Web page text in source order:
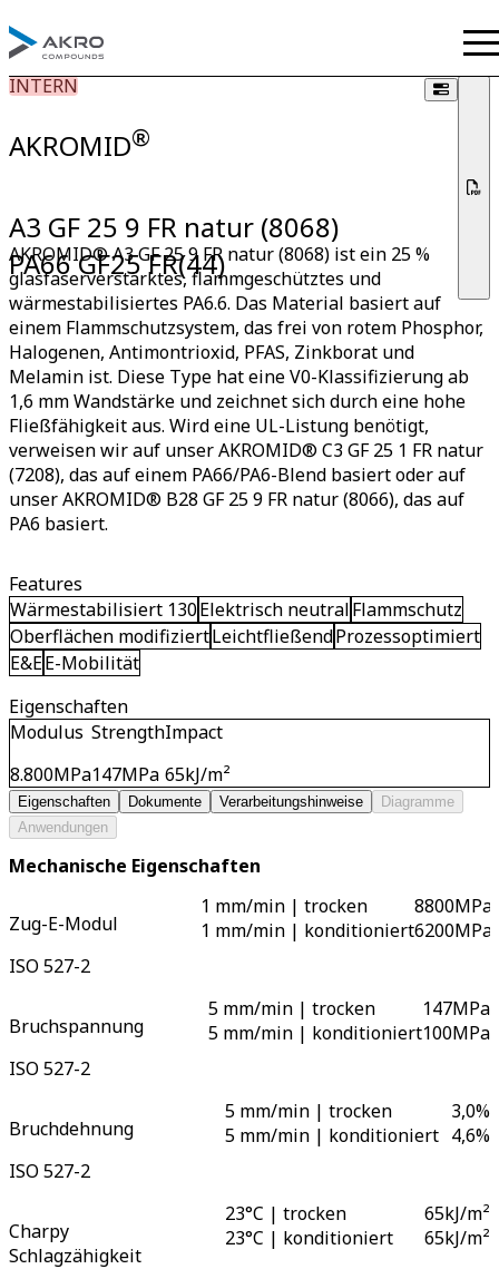
AKROMID®
INTERN
A3 GF 25 9 FR natur (8068)
PA66 GF25 FR(44)
AKROMID® A3 GF 25 9 FR natur (8068) ist ein 25 %
glasfaserverstärktes, flammgeschütztes und
wärmestabilisiertes PA6.6. Das Material basiert auf
einem Flammschutzsystem, das frei von rotem Phosphor,
Halogenen, Antimontrioxid, PFAS, Zinkborat und
Melamin ist. Diese Type hat eine V0-Klassifizierung ab
1,6 mm Wandstärke und zeichnet sich durch eine hohe
Fließfähigkeit aus. Wird eine UL-Listung benötigt,
verweisen wir auf unser AKROMID® C3 GF 25 1 FR natur
(7208), das auf einem PA66/PA6-Blend basiert oder auf
unser AKROMID® B28 GF 25 9 FR natur (8066), das auf
PA6 basiert.
Features
Wärmestabilisiert 130Elektrisch neutralFlammschutz
Oberflächen modifiziertLeichtfließendProzessoptimiert
E&EE-Mobilität
Eigenschaften
Modulus
8.800MPa
Strength
147MPa
Impact
65kJ/m²
Eigenschaften Dokumente Verarbeitungshinweise
Diagramme
Anwendungen
Mechanische Eigenschaften
Zug-E-Modul
ISO 527-2
1 mm/min | trocken
1 mm/min | konditioniert
8800MPa
6200MPa
Bruchspannung
ISO 527-2
5 mm/min | trocken
5 mm/min | konditioniert
147MPa
100MPa
Bruchdehnung
ISO 527-2
5 mm/min | trocken
5 mm/min | konditioniert
3,0%
4,6%
Charpy
Schlagzähigkeit
23°C | trocken
23°C | konditioniert
65kJ/m²
65kJ/m²